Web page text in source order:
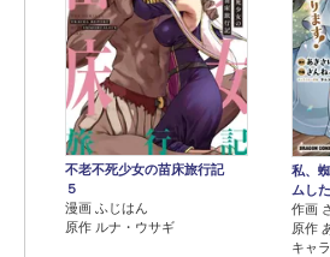
不老不死少女の苗床旅行記
５
漫画 ふじはん
原作 ルナ・ウサギ
私、
ムし
作画
原作
キャ